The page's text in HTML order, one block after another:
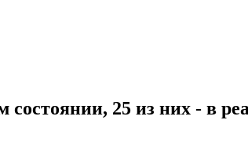
состоянии, 25 из них - в